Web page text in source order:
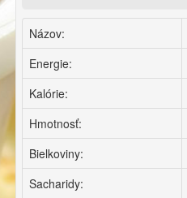
Názov:
Energie:
Kalórie:
Hmotnosť:
Bielkoviny:
Sacharidy: